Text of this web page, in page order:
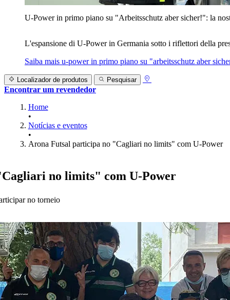
U‑Power in primo piano su "Arbeitsschutz aber sicher!": la
L'espansione di U‑Power in Germania sotto i riflettori della
Saiba mais u‑power in primo piano su "arbeitsschutz aber
Localizador de produtos Pesquisar
Encontrar um revendedor
Home
•
Notícias e eventos
•
Arona Futsal participa no "Cagliari no limits" com U-Power
no limits" com U‑Power
no torneio